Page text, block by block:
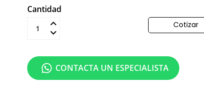
Cantidad
Cotizar
CONTACTA UN ESPECIALISTA